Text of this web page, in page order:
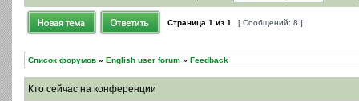
Страница 1 из 1 [ Сообщений: 8 ]
Список форумов » English user forum » Feedback
Кто сейчас на конференции